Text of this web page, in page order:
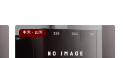
中国・四国